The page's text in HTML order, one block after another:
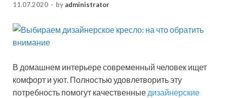
11.07.2020 - by administrator
В домашнем интерьере современный человек ищет
комфорт и уют. Полностью удовлетворить эту
потребность помогут качественные дизайнерские